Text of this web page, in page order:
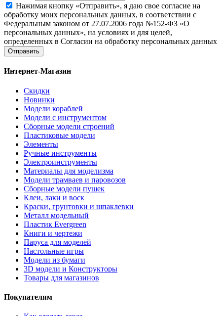
Нажимая кнопку «Отправить», я даю свое согласие на
обработку моих персональных данных, в соответствии с
Федеральным законом от 27.07.2006 года №152-ФЗ «О
персональных данных», на условиях и для целей,
определенных в Согласии на обработку персональных данных
Отправить
Интернет-Магазин
Скидки
Новинки
Модели кораблей
Модели с инструментом
Сборные модели строений
Пластиковые модели
Элементы
Ручные инструменты
Электроинструменты
Материалы для моделизма
Модели трамваев и паровозов
Сборные модели пушек
Клеи, лаки и воск
Краски, грунтовки и шпаклевки
Металл модельный
Пластик Evergreen
Книги и чертежи
Паруса для моделей
Настольные игры
Модели из бумаги
3D модели и Конструкторы
Товары для магазинов
Покупателям